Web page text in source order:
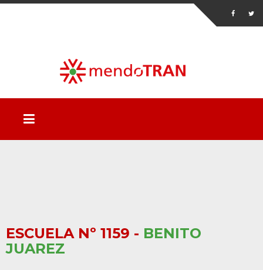
ESCUELA Nº 1159 - BENITO
JUAREZ